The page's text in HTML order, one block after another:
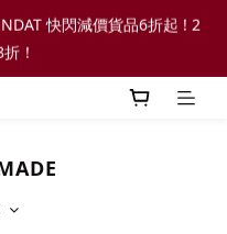
貨產品即享88折】
！
禮金回贈下一次使用！】
貨產品即享88折】